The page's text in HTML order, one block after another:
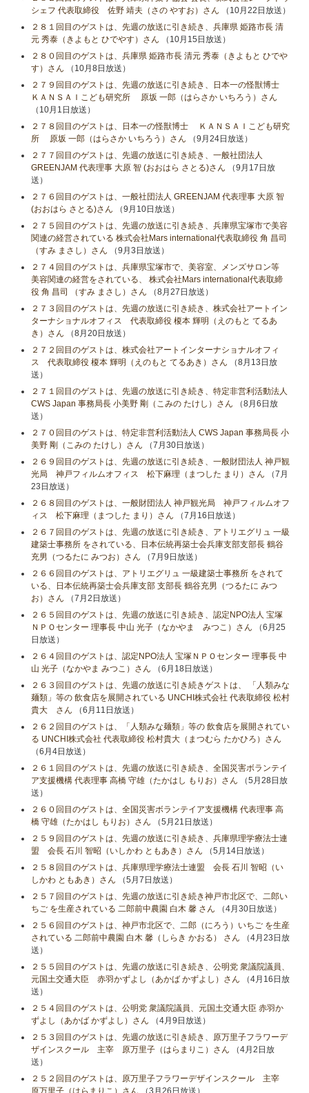
シェフ 代表取締役 佐野 靖夫（さの やすお）さん （10月22日放送）
２８１回目のゲストは、先週の放送に引き続き、兵庫県 姫路市長 清
元 秀泰（きよもと ひでやす）さん （10月15日放送）
２８０回目のゲストは、兵庫県 姫路市長 清元 秀泰（きよもと ひでや
す）さん （10月8日放送）
２７９回目のゲストは、先週の放送に引き続き、日本一の怪獣博士
ＫＡＮＳＡＩこども研究所 原坂 一郎（はらさか いちろう）さん
（10月1日放送）
２７８回目のゲストは、日本一の怪獣博士 ＫＡＮＳＡＩこども研究
所 原坂 一郎（はらさか いちろう）さん （9月24日放送）
２７７回目のゲストは、先週の放送に引き続き、一般社団法人
GREENJAM 代表理事 大原 智 (おおはら さとる)さん （9月17日放
送）
２７６回目のゲストは、一般社団法人 GREENJAM 代表理事 大原 智
(おおはら さとる)さん （9月10日放送）
２７５回目のゲストは、先週の放送に引き続き、兵庫県宝塚市で美容
関連の経営されている 株式会社Mars international代表取締役 角 昌司
（すみ まさし）さん （9月3日放送）
２７４回目のゲストは、兵庫県宝塚市で、美容室、メンズサロン等
美容関連の経営をされている、 株式会社Mars international代表取締
役 角 昌司 （すみ まさし）さん （8月27日放送）
２７３回目のゲストは、先週の放送に引き続き、株式会社アートイン
ターナショナルオフィス 代表取締役 榎本 輝明（えのもと てるあ
き）さん （8月20日放送）
２７２回目のゲストは、株式会社アートインターナショナルオフィ
ス 代表取締役 榎本 輝明（えのもと てるあき）さん （8月13日放
送）
２７１回目のゲストは、先週の放送に引き続き、特定非営利活動法人
CWS Japan 事務局長 小美野 剛（こみの たけし）さん （8月6日放
送）
２７０回目のゲストは、特定非営利活動法人 CWS Japan 事務局長 小
美野 剛（こみの たけし）さん （7月30日放送）
２６９回目のゲストは、先週の放送に引き続き、一般財団法人 神戸観
光局 神戸フィルムオフィス 松下麻理（まつした まり）さん （7月
23日放送）
２６８回目のゲストは、一般財団法人 神戸観光局 神戸フィルムオフ
ィス 松下麻理（まつした まり）さん （7月16日放送）
２６７回目のゲストは、先週の放送に引き続き、アトリエグリュ 一級
建築士事務所 をされている、日本伝統再築士会兵庫支部支部長 鶴谷
充男（つるたに みつお）さん （7月9日放送）
２６６回目のゲストは、アトリエグリュ 一級建築士事務所 をされて
いる、日本伝統再築士会兵庫支部 支部長 鶴谷充男（つるたに みつ
お）さん （7月2日放送）
２６５回目のゲストは、先週の放送に引き続き、認定NPO法人 宝塚
ＮＰＯセンター 理事長 中山 光子（なかやま みつこ）さん （6月25
日放送）
２６４回目のゲストは、認定NPO法人 宝塚ＮＰＯセンター 理事長 中
山 光子（なかやま みつこ）さん （6月18日放送）
２６３回目のゲストは、先週の放送に引き続きゲストは、 「人類みな
麺類」等の 飲食店を展開されている UNCHI株式会社 代表取締役 松村
貴大 さん （6月11日放送）
２６２回目のゲストは、「人類みな麺類」等の 飲食店を展開されてい
る UNCHI株式会社 代表取締役 松村貴大（まつむら たかひろ）さん
（6月4日放送）
２６１回目のゲストは、先週の放送に引き続き、全国災害ボランテイ
ア支援機構 代表理事 高橋 守雄（たかはし もりお）さん （5月28日放
送）
２６０回目のゲストは、全国災害ボランテイア支援機構 代表理事 高
橋 守雄（たかはし もりお）さん （5月21日放送）
２５９回目のゲストは、先週の放送に引き続き、兵庫県理学療法士連
盟 会長 石川 智昭（いしかわ ともあき）さん （5月14日放送）
２５８回目のゲストは、兵庫県理学療法士連盟 会長 石川 智昭（い
しかわ ともあき）さん （5月7日放送）
２５７回目のゲストは、先週の放送に引き続き神戸市北区で、二郎い
ちご を生産されている 二郎前中農園 白木 馨 さん （4月30日放送）
２５６回目のゲストは、神戸市北区で、二郎（にろう）いちご を生産
されている 二郎前中農園 白木 馨（しらき かおる） さん （4月23日放
送）
２５５回目のゲストは、先週の放送に引き続き、公明党 衆議院議員、
元国土交通大臣 赤羽かずよし（あかば かずよし）さん （4月16日放
送）
２５４回目のゲストは、公明党 衆議院議員、元国土交通大臣 赤羽か
ずよし（あかば かずよし）さん （4月9日放送）
２５３回目のゲストは、先週の放送に引き続き、原万里子フラワーデ
ザインスクール 主宰 原万里子（はらまりこ）さん （4月2日放
送）
２５２回目のゲストは、原万里子フラワーデザインスクール 主宰